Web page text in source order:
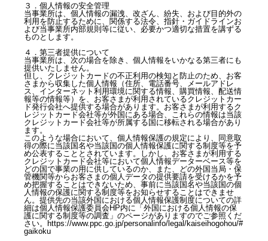
３．個人情報の安全管理
当事業所は、個人情報の漏洩、改ざん、紛失、および目的外の
利用を防止するために、関係する法令、指針・ガイドラインお
よび当事業所内部規則等に従い、必要かつ適切な措置を講ずる
ものとします。
４．第三者提供について
当事業所は、次の場合を除き、個人情報をいかなる第三者にも
提供いたしません。
但し、クレジットカードの不正利用の検知と防止のため、お客
さまから収集した個人情報（住所、電話番号、メールアドレ
ス、インターネット利用環境に関する情報、購買情報、配送情
報等の情報等）を、お客さまが利用されているクレジットカー
ド発行会社へ提供する場合があります。お客さまが利用するク
レジットカード会社等が外国にある場合、これらの情報は当該
クレジットカード会社等が所属する国に移転される場合があり
ます。
このような場合において、個人情報保護の規定により、同意取
得の際に当該国名や当該国の個人情報保護に関する制度等を予
め公表することとされています。しかし、お客さまが利用する
クレジットカード会社等において個人情報データーベース等を
どの国で事業の用に供しているのか、また、どの外国当局・保
管機関等からお客さまの個人データの提供要請を受けるかを予
め把握することはできないため、事前に当該国名や当該国の個
人情報の保護に関する制度等をお知らせすることはできませ
ん。提供先の当該外国における個人情報保護制度についての詳
細は個人情報保護委員会HP内に「外国における個人情報の保
護に関する制度等の調査」のページがありますのでご参照くだ
さい。https://www.ppc.go.jp/personalinfo/legal/kaiseihogohou/#
gaikoku